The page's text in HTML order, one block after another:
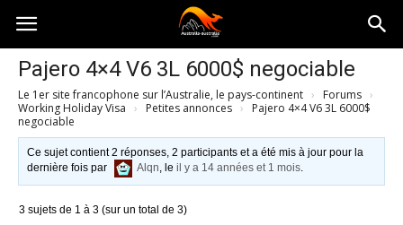
Australia-
australie.com
Pajero 4×4 V6 3L 6000$ negociable
Le 1er site francophone sur l’Australie, le pays-continent › Forums ›
Working Holiday Visa › Petites annonces ›
Pajero 4×4 V6 3L 6000$
negociable
Ce sujet contient 2 réponses, 2 participants et a été mis à jour pour la
dernière fois par
Alqn, leil y a 14 années et 1 mois.
3 sujets de 1 à 3 (sur un total de 3)